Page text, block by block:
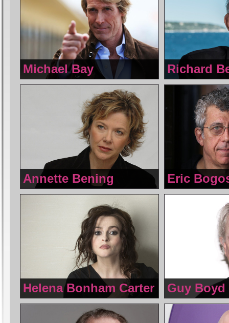
Michael Bay Richard
Annette Bening Eric
Helena Bonham Carter Guy Boyd